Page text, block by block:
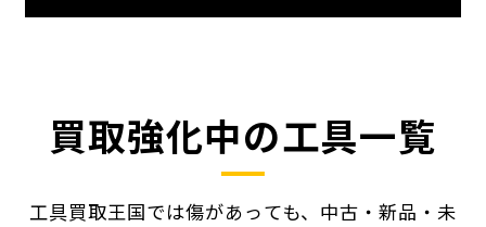
買取強化中の工具一覧
工具買取王国では傷があっても、中古・新品・未